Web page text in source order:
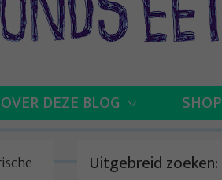
OVER DEZE BLOG SHOP
Uitgebreid zoeken: